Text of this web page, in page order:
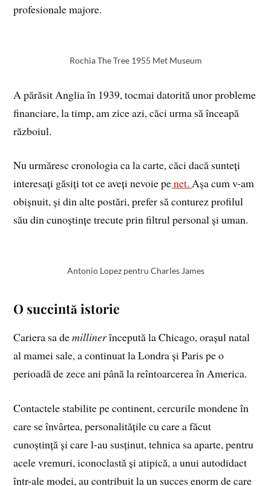
profesionale majore.
Rochia The Tree 1955 Met Museum
A părăsit Anglia în 1939, tocmai datorită unor probleme
financiare, la timp, am zice azi, căci urma să înceapă
războiul.
Nu urmăresc cronologia ca la carte, căci dacă sunteți
interesați găsiți tot ce aveți nevoie penet.Așa cum v-am
obișnuit, și din alte postări, prefer să conturez profilul
său din cunoștințe trecute prin filtrul personal și uman.
Antonio Lopez pentru Charles James
O succintă istorie
Cariera sa demillinerîncepută la Chicago, orașul natal
al mamei sale, a continuat la Londra și Paris pe o
perioadă de zece ani până la reîntoarcerea în America.
Contactele stabilite pe continent, cercurile mondene în
care se învârtea, personalitățile cu care a făcut
cunoștință și care l-au susținut, tehnica sa aparte, pentru
acele vremuri, iconoclastă și atipică, a unui autodidact
într-ale modei, au contribuit la un succes enorm de care